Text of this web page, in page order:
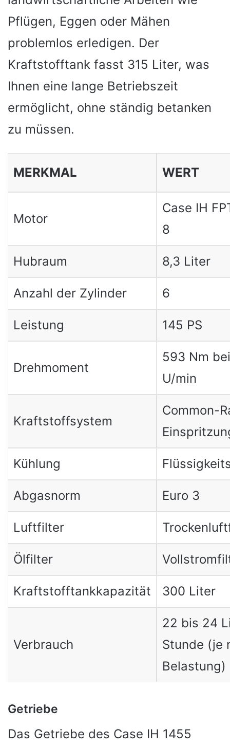
Pflügen, Eggen oder Mähen
problemlos erledigen. Der
Kraftstofftank fasst 315 Liter, was
Ihnen eine lange Betriebszeit
ermöglicht, ohne ständig betanken
zu müssen.
MERKMAL WERT
Motor
Case IH
8
Hubraum 8,3 Liter
Anzahl der Zylinder 6
Leistung 145 PS
Drehmoment
593 Nm
U/min
Kraftstoffsystem
Common-
Kühlung
Abgasnorm Euro 3
Luftfilter
Ölfilter
Kraftstofftankkapazität 300 Liter
Verbrauch
22 bis 24
Stunde (je
Belastung)
Getriebe
Das Getriebe des Case IH 1455